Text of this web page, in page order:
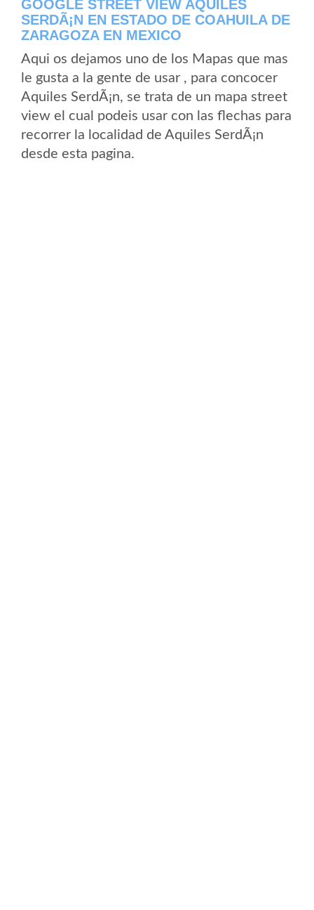
GOOGLE STREET VIEW AQUILES
SERDÃ¡N EN ESTADO DE COAHUILA DE
ZARAGOZA EN MEXICO
Aqui os dejamos uno de los Mapas que mas
le gusta a la gente de usar , para concocer
Aquiles SerdÃ¡n, se trata de un mapa street
view el cual podeis usar con las flechas para
recorrer la localidad de Aquiles SerdÃ¡n
desde esta pagina.